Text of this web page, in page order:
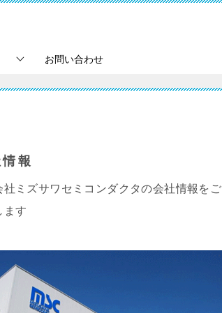
お問い合わせ
報
社ミズサワセミコンダクタの会社情報をご
ます